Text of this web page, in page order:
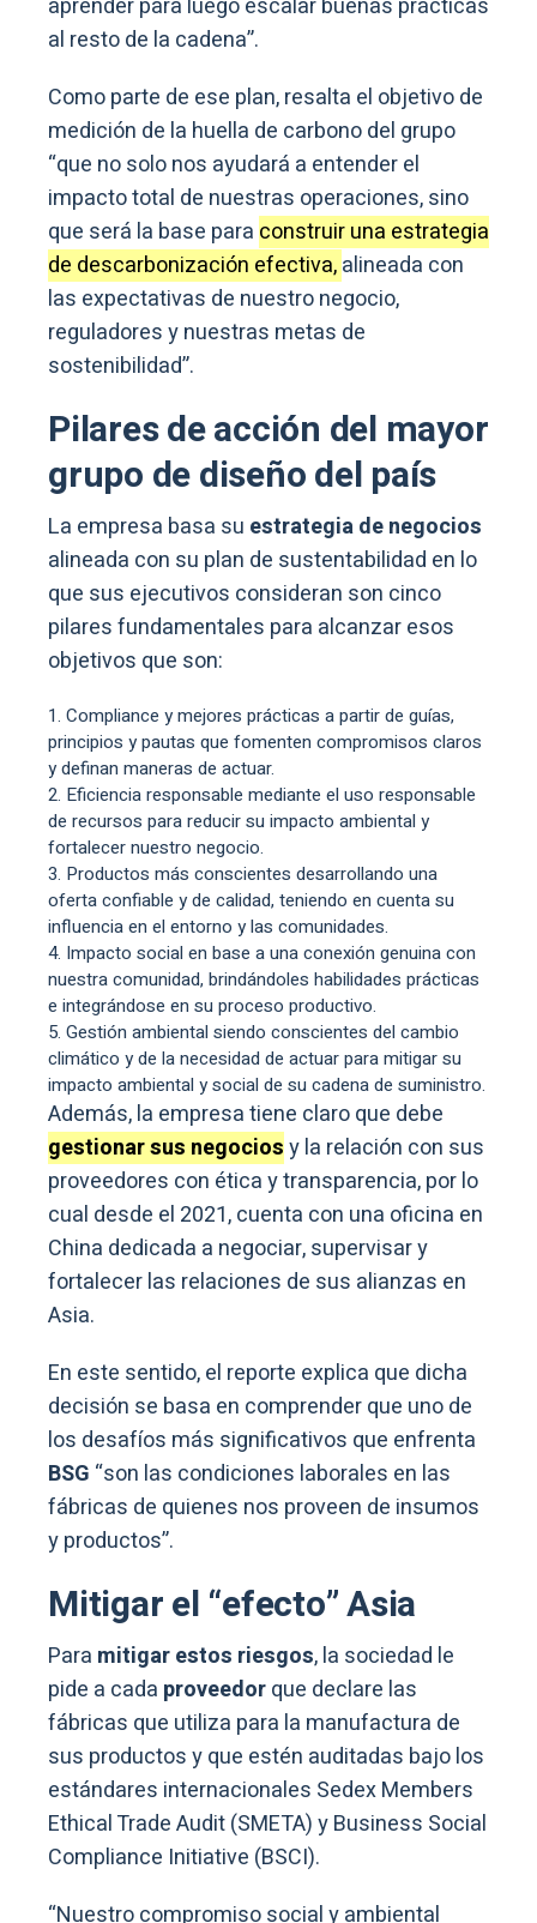
aprender para luego escalar buenas prácticas
al resto de la cadena”.
Como parte de ese plan, resalta el objetivo de
medición de la huella de carbono del grupo
“que no solo nos ayudará a entender el
impacto total de nuestras operaciones, sino
que será la base para construir una estrategia
de descarbonización efectiva,alineada con
las expectativas de nuestro negocio,
reguladores y nuestras metas de
sostenibilidad”.
Pilares de acción del mayor
grupo de diseño del país
La empresa basa su estrategia de negocios
alineada con su plan de sustentabilidad en lo
que sus ejecutivos consideran son cinco
pilares fundamentales para alcanzar esos
objetivos que son:
Compliance y mejores prácticas a partir de guías,
principios y pautas que fomenten compromisos claros
y definan maneras de actuar.
Eficiencia responsable mediante el uso responsable
de recursos para reducir su impacto ambiental y
fortalecer nuestro negocio.
Productos más conscientes desarrollando una
oferta confiable y de calidad, teniendo en cuenta su
influencia en el entorno y las comunidades.
Impacto social en base a una conexión genuina con
nuestra comunidad, brindándoles habilidades prácticas
e integrándose en su proceso productivo.
Gestión ambiental siendo conscientes del cambio
climático y de la necesidad de actuar para mitigar su
impacto ambiental y social de su cadena de suministro.
Además, la empresa tiene claro que debe
gestionar sus negociosy la relación con sus
proveedores con ética y transparencia, por lo
cual desde el 2021, cuenta con una oficina en
China dedicada a negociar, supervisar y
fortalecer las relaciones de sus alianzas en
Asia.
En este sentido, el reporte explica que dicha
decisión se basa en comprender que uno de
los desafíos más significativos que enfrenta
BSG “son las condiciones laborales en las
fábricas de quienes nos proveen de insumos
y productos”.
Mitigar el “efecto” Asia
Para mitigar estos riesgos, la sociedad le
pide a cada proveedorque declare las
fábricas que utiliza para la manufactura de
sus productos y que estén auditadas bajo los
estándares internacionales Sedex Members
Ethical Trade Audit (SMETA) y Business Social
Compliance Initiative (BSCI).
“Nuestro compromiso social y ambiental